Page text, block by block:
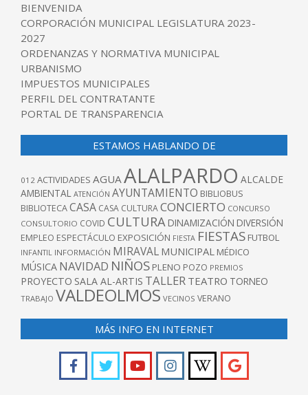
BIENVENIDA
CORPORACIÓN MUNICIPAL LEGISLATURA 2023-
2027
ORDENANZAS Y NORMATIVA MUNICIPAL
URBANISMO
IMPUESTOS MUNICIPALES
PERFIL DEL CONTRATANTE
PORTAL DE TRANSPARENCIA
ESTAMOS HABLANDO DE
012 ACTIVIDADES AGUAALALPARDO ALCALDE
AMBIENTAL ATENCIÓN AYUNTAMIENTO BIBLIOBUS
BIBLIOTECACASA CASA CULTURACONCIERTO CONCURSO
CONSULTORIO COVID CULTURA DINAMIZACIÓN DIVERSIÓN
EMPLEO ESPECTÁCULO EXPOSICIÓN FIESTA FIESTAS FUTBOL
INFANTIL INFORMACIÓN MIRAVAL MUNICIPAL MÉDICO
MÚSICA NAVIDAD NIÑOS PLENO POZO PREMIOS
PROYECTO SALA AL-ARTIS TALLER TEATRO TORNEO
TRABAJO VALDEOLMOS VECINOS VERANO
MÁS INFO EN INTERNET